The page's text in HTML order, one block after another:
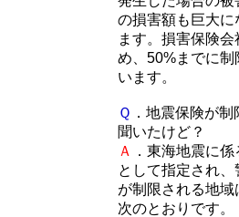
の損害額も巨大に
ます。損害保険
め、50%までに制
います。
Ｑ ．地震保険が
聞いたけど？
Ａ
．東海地震に
として指定され
が制限される地域
次のとおりです。